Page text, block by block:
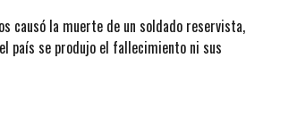
causó la muerte de un soldado reservista,
país se produjo el fallecimiento ni sus